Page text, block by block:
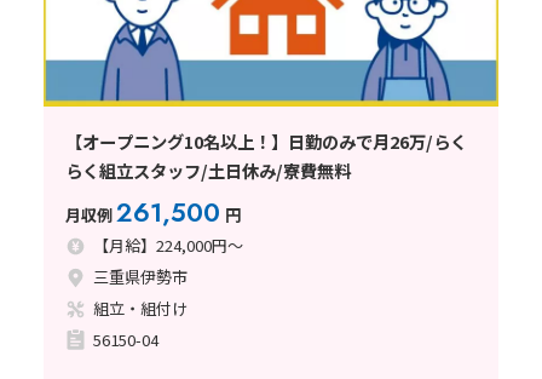
【オープニング10名以上！】日勤のみで月26万/らく
らく組立スタッフ/土日休み/寮費無料
月収例261,500 円
【月給】224,000円～
三重県伊勢市
組立・組付け
56150-04